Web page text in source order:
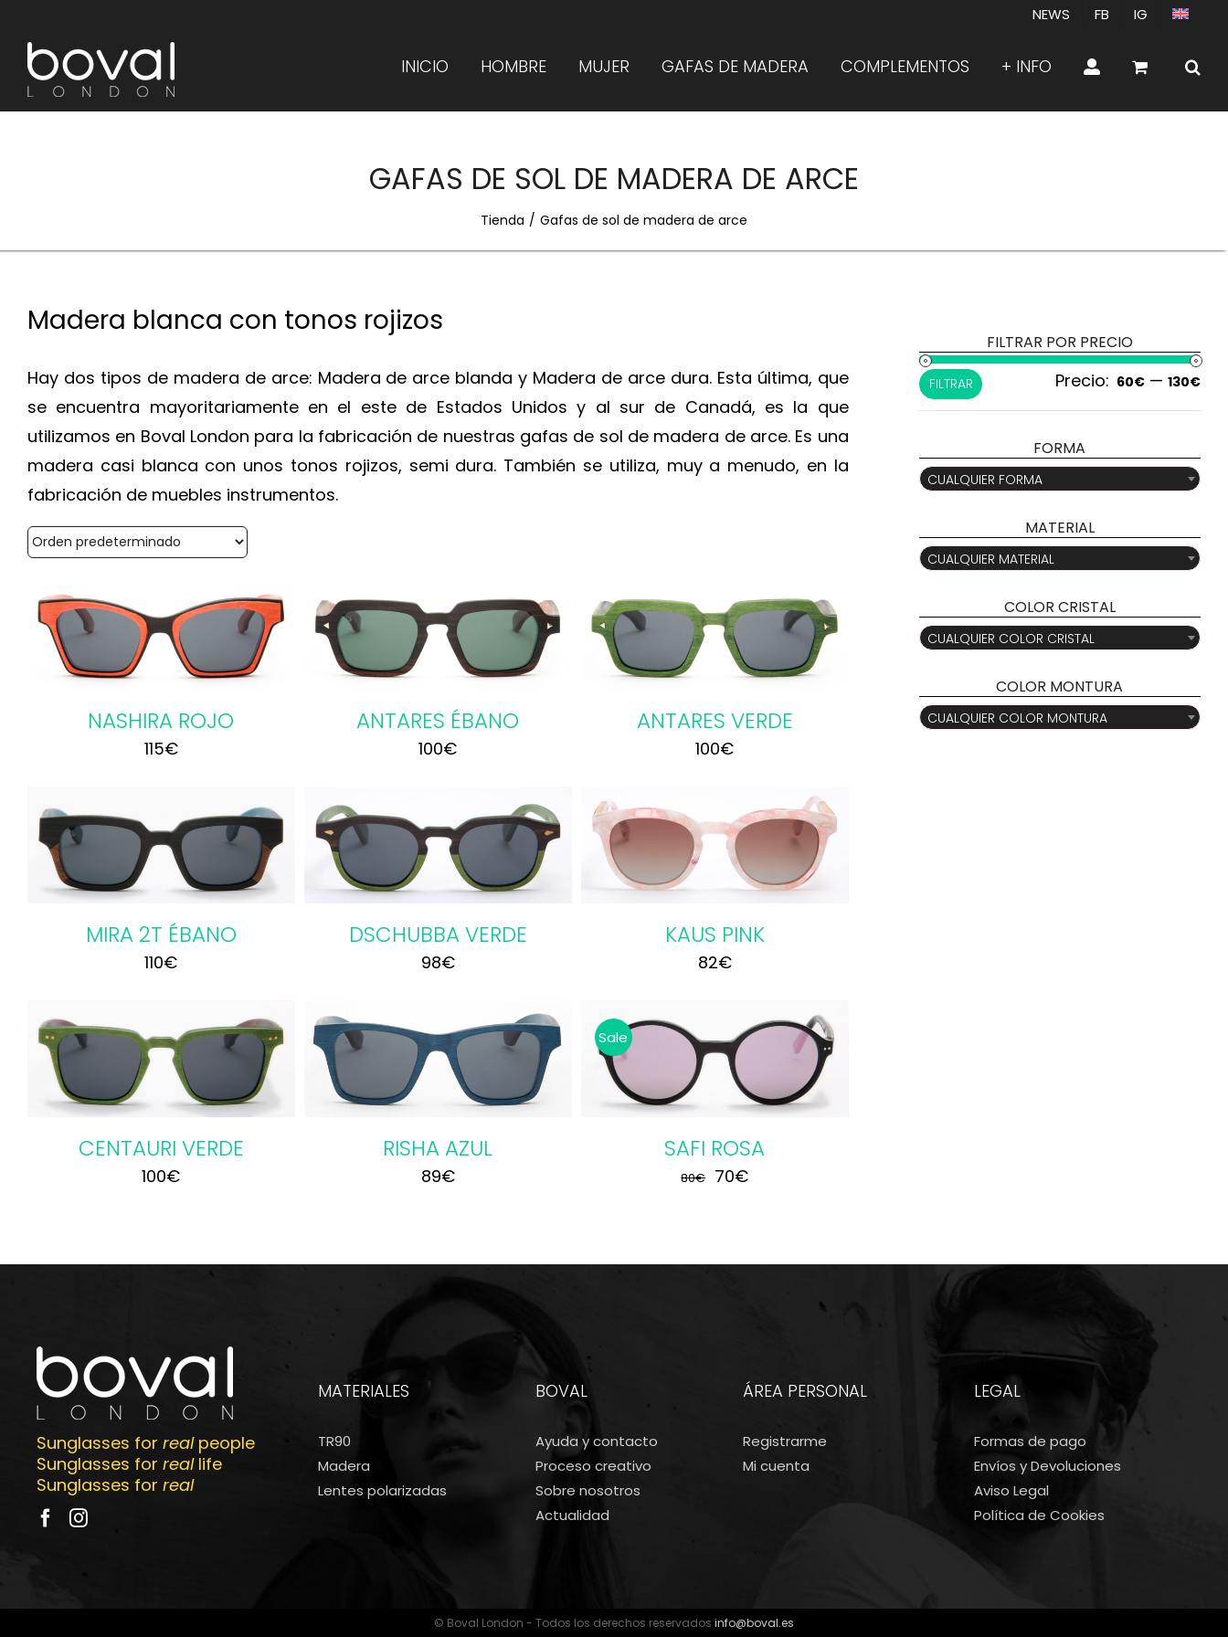
contenido
NEWS FB IG
INICIO HOMBRE MUJER GAFAS DE MADERA COMPLEMENTOS + INFO
GAFAS DE SOL DE MADERA DE ARCE
Tienda Gafas de sol de madera de arce
Madera blanca con tonos rojizos
Hay dos tipos de madera de arce: Madera de arce blanda y Madera de arce dura. Esta última, que
se encuentra mayoritariamente en el este de Estados Unidos y al sur de Canadá, es la que
utilizamos en Boval London para la fabricación de nuestras gafas de sol de madera de arce. Es una
madera casi blanca con unos tonos rojizos, semi dura. También se utiliza, muy a menudo, en la
fabricación de muebles instrumentos.
NASHIRA ROJO
115€
AÑADIR AL CARRITO
/
DETALLES
ANTARES ÉBANO
100€
AÑADIR AL CARRITO
/
DETALLES
ANTARES VERDE
100€
MIRA 2T ÉBANO
110€
AÑADIR AL CARRITO
/
DETALLES
DSCHUBBA VERDE
98€
AÑADIR AL CARRITO
/
DETALLES
KAUS PINK
82€
CENTAURI VERDE
100€
AÑADIR AL CARRITO
DETALLES
RISHA AZUL
89€
Sale
AÑADIR AL CARRITO
/
DETALLES
SAFI ROSA
80€ El
era:
70€El
es:
FILTRAR POR PRECIO
FILTRAR Precio: 60€ — 130€
FORMA

CUALQUIER FORMA
MATERIAL

CUALQUIER MATERIAL
COLOR CRISTAL

CUALQUIER COLOR CRISTAL
COLOR MONTURA

CUALQUIER COLOR MONTURA
Sunglasses for realpeople
Sunglasses for reallife
Sunglasses for real
MATERIALES
TR90
Madera
Lentes polarizadas
BOVAL
Ayuda y contacto
Proceso creativo
Sobre nosotros
Actualidad
ÁREA PERSONAL
Registrarme
Mi cuenta
LEGAL
Formas de pago
Envíos y Devoluciones
Aviso Legal
Política de Cookies
© Boval London - Todos los derechos reservados info@boval.es